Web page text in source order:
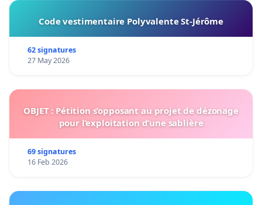
Code vestimentaire Polyvalente St-Jérôme
62 signatures
27 May 2026
OBJET : Pétition s’opposant au projet de dézonage
pour l’exploitation d’une sablière
69 signatures
16 Feb 2026